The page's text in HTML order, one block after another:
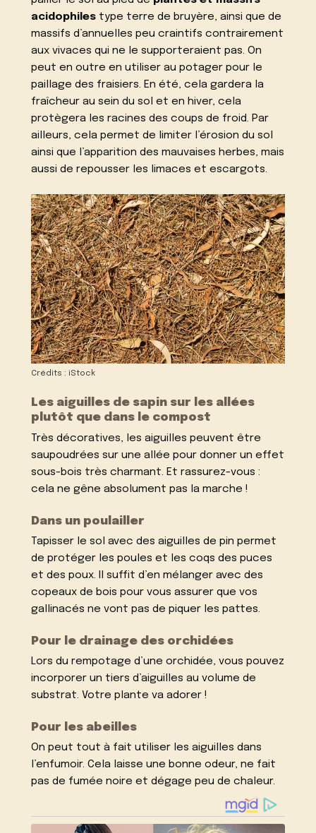
acidophiles type terre de bruyère, ainsi que de
massifs d’annuelles peu craintifs contrairement
aux vivaces qui ne le supporteraient pas. On
peut en outre en utiliser au potager pour le
paillage des fraisiers. En été, cela gardera la
fraîcheur au sein du sol et en hiver, cela
protègera les racines des coups de froid. Par
ailleurs, cela permet de limiter l’érosion du sol
ainsi que l’apparition des mauvaises herbes, mais
aussi de repousser les limaces et escargots.
Crédits : iStock
Les aiguilles de sapin sur les allées
plutôt que dans le compost
Très décoratives, les aiguilles peuvent être
saupoudrées sur une allée pour donner un effet
sous-bois très charmant. Et rassurez-vous :
cela ne gêne absolument pas la marche !
Dans un poulailler
Tapisser le sol avec des aiguilles de pin permet
de protéger les poules et les coqs des puces
et des poux. Il suffit d’en mélanger avec des
copeaux de bois pour vous assurer que vos
gallinacés ne vont pas de piquer les pattes.
Pour le drainage des orchidées
Lors du rempotage d’une orchidée, vous pouvez
incorporer un tiers d’aiguilles au volume de
substrat. Votre plante va adorer !
Pour les abeilles
On peut tout à fait utiliser les aiguilles dans
l’enfumoir. Cela laisse une bonne odeur, ne fait
pas de fumée noire et dégage peu de chaleur.